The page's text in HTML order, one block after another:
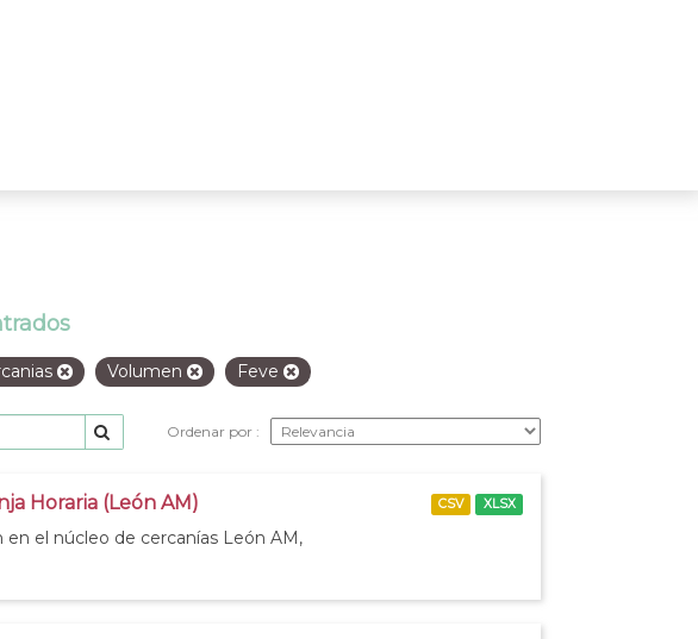
Volumen Feve
Ordenar por
Horaria (León AM)
el núcleo de cercanías León AM,
CSV XLSX